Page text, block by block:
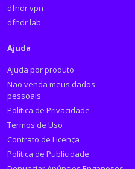
dfndr vpn
dfndr lab
Ajuda
Ajuda por produto
Nao venda meus dados
pessoais
Política de Privacidade
Termos de Uso
Contrato de Licença
Política de Publicidade